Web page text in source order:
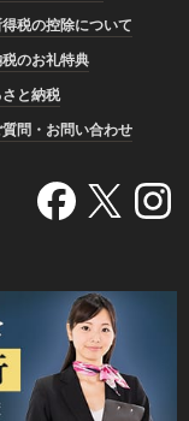
税の控除について
のお礼特典
と納税
問・お問い合わせ